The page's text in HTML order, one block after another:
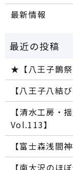
最新情報
★【八王子鵲祭
【八王子八結
【清水工房・
Vol.113】
【富士森浅間